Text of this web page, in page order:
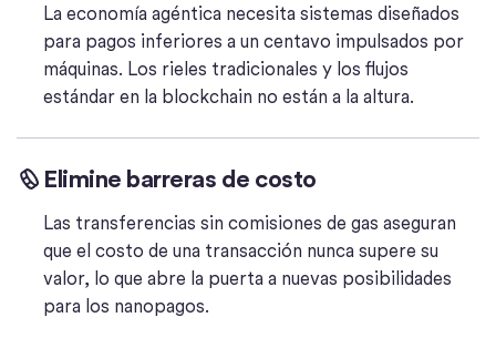
La economía agéntica necesita sistemas diseñados
para pagos inferiores a un centavo impulsados por
máquinas. Los rieles tradicionales y los flujos
estándar en la blockchain no están a la altura.
Elimine barreras de costo
Las transferencias sin comisiones de gas aseguran
que el costo de una transacción nunca supere su
valor, lo que abre la puerta a nuevas posibilidades
para los nanopagos.